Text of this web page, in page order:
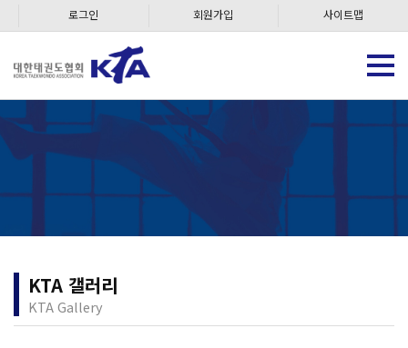
로그인 회원가입 사이트맵
KTA 갤러리
KTA Gallery